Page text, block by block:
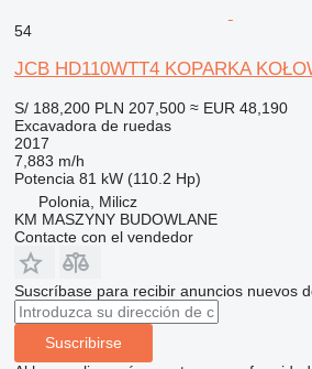
54
JCB HD110WTT4 KOPARKA
S/ 188,200 PLN 207,500 ≈ EUR 48,190
Excavadora de ruedas
2017
7,883 m/h
Potencia 81 kW (110.2 Hp)
Polonia, Milicz
KM MASZYNY BUDOWLANE
Contacte con el vendedor
Suscríbase para recibir anuncios nuevos
Suscribirse